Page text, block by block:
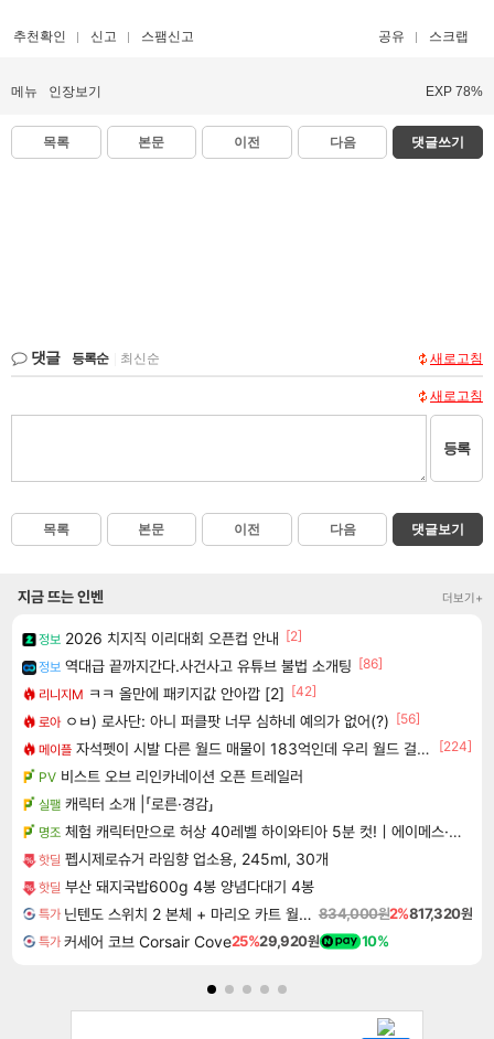
추천확인 신고 스팸신고 공유 스크랩
메뉴 인장보기 EXP 78%
목록 본문 이전 다음 댓글쓰기
댓글 등록순 최신순 새로고침
새로고침
등록
목록 본문 이전 다음 댓글보기
지금 뜨는 인벤 더보기+
정보 2026 치지직 이리대회 오픈컵 안내 [2]
정보 역대급 끝까지간다.사건사고 유튜브 불법 소개팅 [86]
리니지M ㅋㅋ 올만에 패키지값 안아깝 [2] [42]
로아 ㅇㅂ) 로사단: 아니 퍼클팟 너무 심하네 예의가 없어(?) [56]
메이플 자석펫이 시발 다른 월드 매물이 183억인데 우리 월드 걸 207억에 처올리면 관세 내고 183억짜릴 사지 시발놈아 관세 없이 사려고 검색했더니 관세 붙인 가격으로 팔고 있으면 좋다고 사겠냐 개놈새끼야
[224]
PV 비스트 오브 리인카네이션 오픈 트레일러
실팰 캐릭터 소개 |「로른·경감」
명조 체험 캐릭터만으로 허상 40레벨 하이와티아 5분 컷!｜에이메스·린네·모니에 명함
핫딜 펩시제로슈거 라임향 업소용, 245ml, 30개
핫딜 부산 돼지국밥600g 4봉 양념다대기 4봉
특가 닌텐도 스위치 2 본체 + 마리오 카트 월드 + 포켓몬 포코피아 번들 834,000원2%817,320원
특가 커세어 코브 Corsair Cove25%29,920원 10%